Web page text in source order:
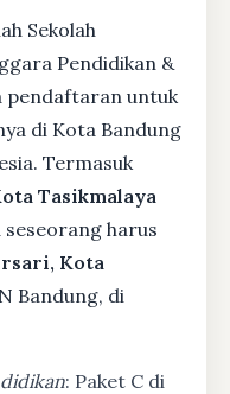
Sekolah
Pendidikan &
pendaftaran untuk
di Kota Bandung
Termasuk
Tasikmalaya
seseorang harus
Kota
Bandung, di
: Paket C di